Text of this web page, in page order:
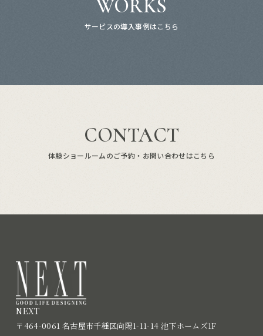
WORKS
サービスの導入事例はこちら
CONTACT
体験ショールームのご予約・お問い合わせはこちら
NEXT
〒464-0061 名古屋市千種区向陽1-11-14 池下ホームズ1F